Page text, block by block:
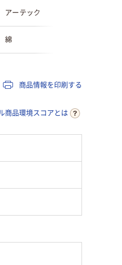
アーテック
綿
商品情報を印刷する
商品環境スコアとは